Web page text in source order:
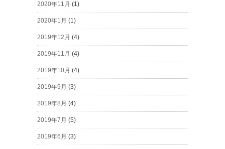
2020年11月 (1)
2020年1月 (1)
2019年12月 (4)
2019年11月 (4)
2019年10月 (4)
2019年9月 (3)
2019年8月 (4)
2019年7月 (5)
2019年6月 (3)